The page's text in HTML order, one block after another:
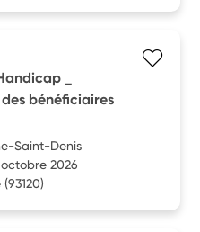
_
bénéficiaires
Saint-Denis
2026
(93120)